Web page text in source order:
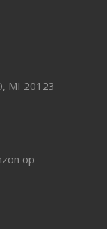
MI 20123
op